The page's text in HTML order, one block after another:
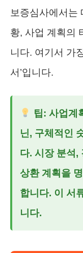
보증심사에서는
황, 사업 계획의
니다. 여기서 가
서’입니다.
팁: 사업계
닌, 구체적인
다. 시장 분석,
상환 계획을
합니다. 이 서
니다.